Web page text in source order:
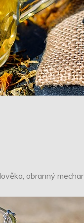
obranný